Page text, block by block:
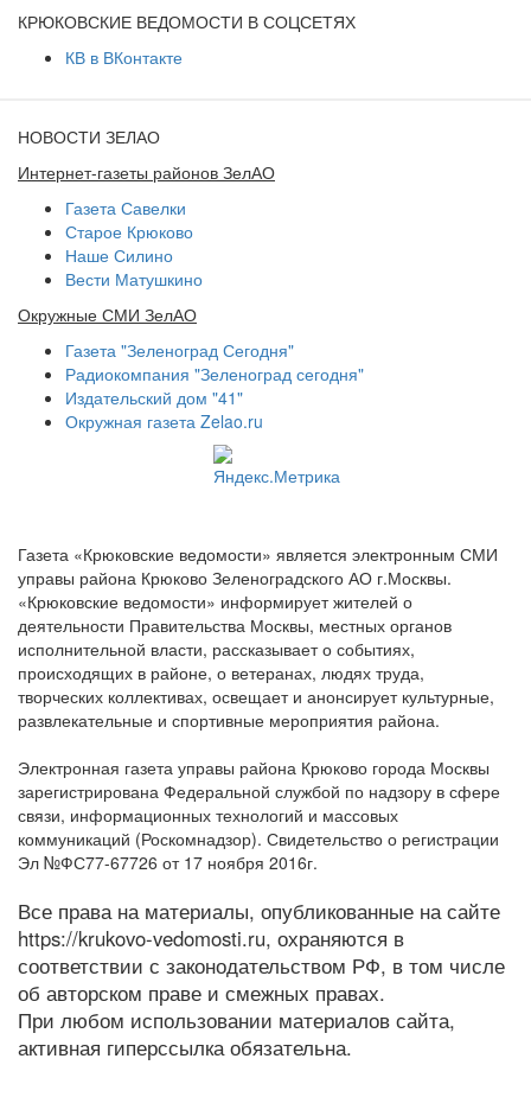
КРЮКОВСКИЕ ВЕДОМОСТИ В СОЦСЕТЯХ
КВ в ВКонтакте
НОВОСТИ ЗЕЛАО
Интернет-газеты районов ЗелАО
Газета Савелки
Старое Крюково
Наше Силино
Вести Матушкино
Окружные СМИ ЗелАО
Газета "Зеленоград Сегодня"
Радиокомпания "Зеленоград сегодня"
Издательский дом "41"
Окружная газета Zelao.ru
Газета «Крюковские ведомости» является электронным СМИ
управы района Крюково Зеленоградского АО г.Москвы.
«Крюковские ведомости» информирует жителей о
деятельности Правительства Москвы, местных органов
исполнительной власти, рассказывает о событиях,
происходящих в районе, о ветеранах, людях труда,
творческих коллективах, освещает и анонсирует культурные,
развлекательные и спортивные мероприятия района.
Электронная газета управы района Крюково города Москвы
зарегистрирована Федеральной службой по надзору в сфере
связи, информационных технологий и массовых
коммуникаций (Роскомнадзор). Свидетельство о регистрации
Эл №ФС77-67726 от 17 ноября 2016г.
Все права на материалы, опубликованные на сайте
https://krukovo-vedomosti.ru, охраняются в
соответствии с законодательством РФ, в том числе
об авторском праве и смежных правах.
При любом использовании материалов сайта,
активная гиперссылка обязательна.